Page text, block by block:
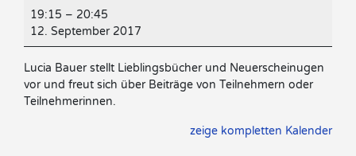
Literatur
für
19:15 – 20:45
12. September 2017
Lucia Bauer stellt Lieblingsbücher und Neuerscheinugen
vor und freut sich über Beiträge von Teilnehmern oder
Teilnehmerinnen.
zeige kompletten Kalender